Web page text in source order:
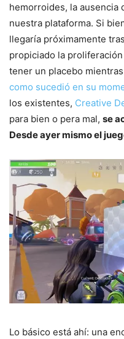
hemorroides, la ausencia
nuestra plataforma. Si
llegaría próximamente
propiciado la
tener un placebo
como sucedió en su
los existentes, Creative
para bien o pera mal, se
Desde ayer mismo el
Lo básico está ahí: una